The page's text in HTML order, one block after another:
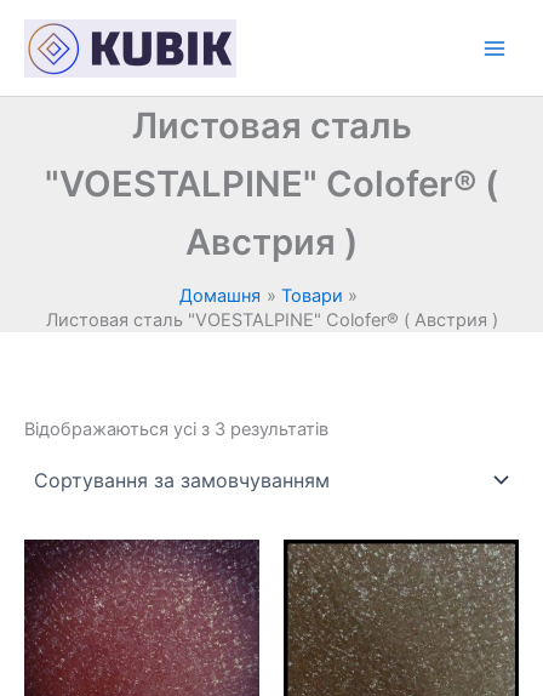
вмісту
Листовая сталь
"VOESTALPINE" Colofer® (
Австрия )
Домашня
Товари
Листовая сталь "VOESTALPINE" Colofer® ( Австрия )
Відображаються усі з 3 результатів